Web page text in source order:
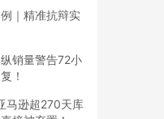
｜精准抗辩实
销量警告72小
！
马逊超270天库